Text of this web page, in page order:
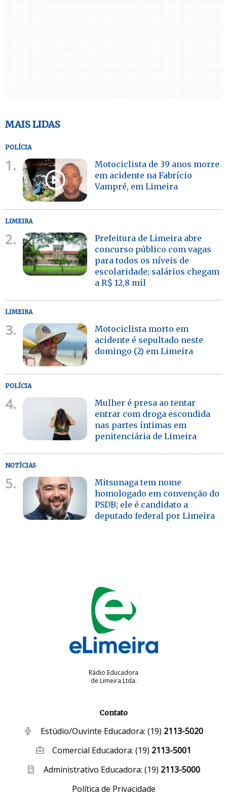
MAIS LIDAS
POLÍCIA
1.
Motociclista de 39 anos morre
em acidente na Fabrício
Vampré, em Limeira
LIMEIRA
2.
Prefeitura de Limeira abre
concurso público com vagas
para todos os níveis de
escolaridade; salários chegam
a R$ 12,8 mil
LIMEIRA
3.
Motociclista morto em
acidente é sepultado neste
domingo (2) em Limeira
POLÍCIA
4.
Mulher é presa ao tentar
entrar com droga escondida
nas partes íntimas em
penitenciária de Limeira
NOTÍCIAS
5.
Mitsunaga tem nome
homologado em convenção do
PSDB; ele é candidato a
deputado federal por Limeira
Rádio Educadora
de Limeira Ltda.
Contato
Estúdio/Ouvinte Educadora: (19) 2113-5020
Comercial Educadora:(19) 2113-5001
Administrativo Educadora: (19) 2113-5000
Política de Privacidade